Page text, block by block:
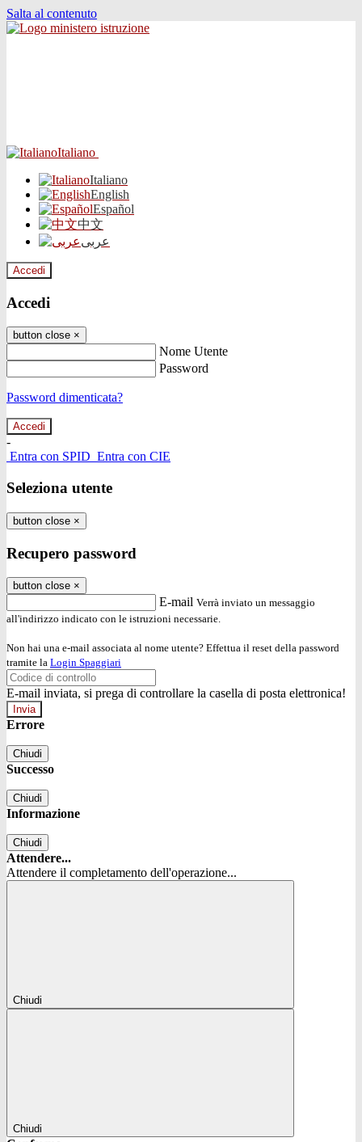
Salta al contenuto
Italiano
Italiano
English
Español
中文
عربى
Accedi
Accedi
button close ×
Nome Utente
Password
Password dimenticata?
-
Entra con SPID Entra con CIE
Seleziona utente
button close ×
Recupero password
button close ×
E-mail Verrà inviato un messaggio
all'indirizzo indicato con le istruzioni necessarie.
Non hai una e-mail associata al nome utente? Effettua il reset della password
tramite la Login Spaggiari
E-mail inviata, si prega di controllare la casella di posta elettronica!
Errore
Chiudi
Successo
Chiudi
Informazione
Chiudi
Attendere...
Attendere il completamento dell'operazione...
Chiudi
Chiudi